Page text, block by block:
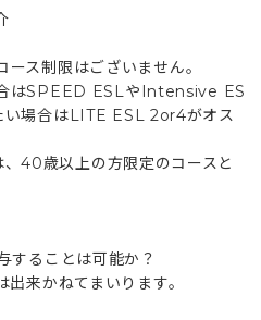
ス制限はございません。
はSPEED ESLやIntensive ES
い場合はLITE ESL 2or4がオス
40歳以上の方限定のコースと
することは可能か？
来かねてまいります。